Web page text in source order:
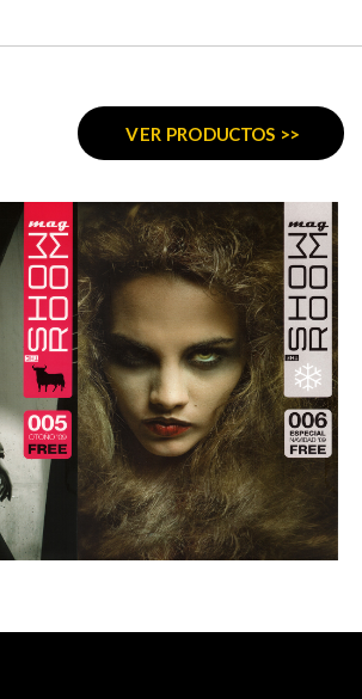
VER PRODUCTOS >>